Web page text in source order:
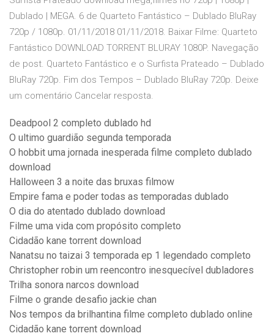
Dublado | MEGA. 6 de Quarteto Fantástico – Dublado BluRay
720p / 1080p. 01/11/2018 01/11/2018. Baixar Filme: Quarteto
Fantástico DOWNLOAD TORRENT BLURAY 1080P. Navegação
de post. Quarteto Fantástico e o Surfista Prateado – Dublado
BluRay 720p. Fim dos Tempos – Dublado BluRay 720p. Deixe
um comentário Cancelar resposta.
Deadpool 2 completo dublado hd
O ultimo guardião segunda temporada
O hobbit uma jornada inesperada filme completo dublado
download
Halloween 3 a noite das bruxas filmow
Empire fama e poder todas as temporadas dublado
O dia do atentado dublado download
Filme uma vida com propósito completo
Cidadão kane torrent download
Nanatsu no taizai 3 temporada ep 1 legendado completo
Christopher robin um reencontro inesquecível dubladores
Trilha sonora narcos download
Filme o grande desafio jackie chan
Nos tempos da brilhantina filme completo dublado online
Cidadão kane torrent download